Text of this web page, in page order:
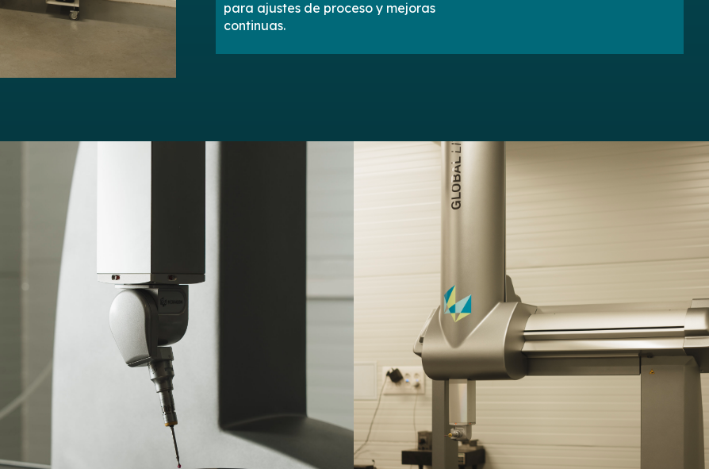
para ajustes de proceso y mejoras
continuas.